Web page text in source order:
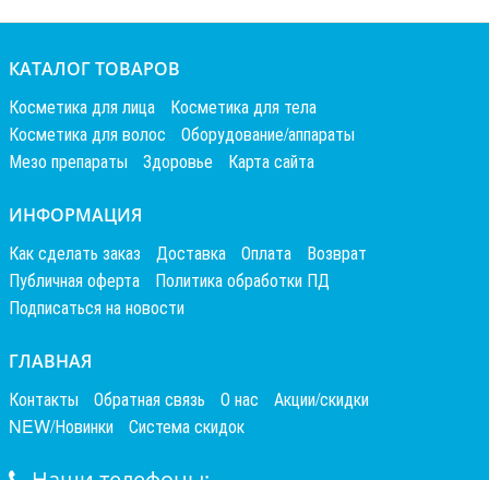
КАТАЛОГ ТОВАРОВ
Косметика для лица
Косметика для тела
Косметика для волос
Оборудование/аппараты
Мезо препараты
Здоровье Карта сайта
ИНФОРМАЦИЯ
Как сделать заказ Доставка Оплата
Возврат
Публичная оферта
Политика обработки ПД
Подписаться на новости
ГЛАВНАЯ
Контакты Обратная связь О нас
Акции/скидки
NEW/Новинки
Система скидок